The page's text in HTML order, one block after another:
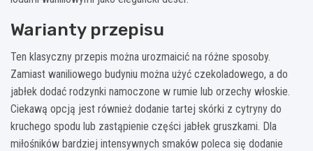
Warianty przepisu
Ten klasyczny przepis można urozmaicić na różne sposoby.
Zamiast waniliowego budyniu można użyć czekoladowego, a do
jabłek dodać rodzynki namoczone w rumie lub orzechy włoskie.
Ciekawą opcją jest również dodanie tartej skórki z cytryny do
kruchego spodu lub zastąpienie części jabłek gruszkami. Dla
miłośników bardziej intensywnych smaków poleca się dodanie